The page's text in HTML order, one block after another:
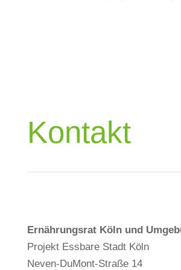
Kontakt
Ernährungsrat Köln und
Projekt Essbare Stadt Köln
Neven-DuMont-Straße 14